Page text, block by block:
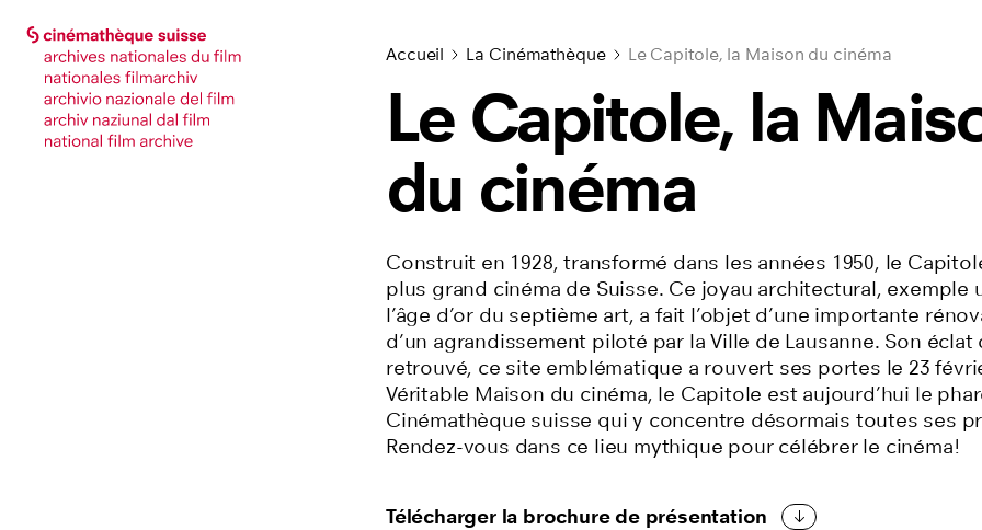
Accéder à la page principale
Accéder à la page principale
Accueil La Cinémathèque Le Capitole, la Maison du cinéma
Le Capitole, la
du cinéma
Construit en 1928, transformé dans les années 1950, le
plus grand cinéma de Suisse. Ce joyau architectural, exemple
l’âge d’or du septième art, a fait l’objet d’une importante
d’un agrandissement piloté par la Ville de Lausanne. Son éclat
retrouvé, ce site emblématique a rouvert ses portes le 23
Véritable Maison du cinéma, le Capitole est aujourd’hui le
Cinémathèque suisse qui y concentre désormais toutes ses
Rendez-vous dans ce lieu mythique pour célébrer le cinéma!
Télécharger la brochure de présentation